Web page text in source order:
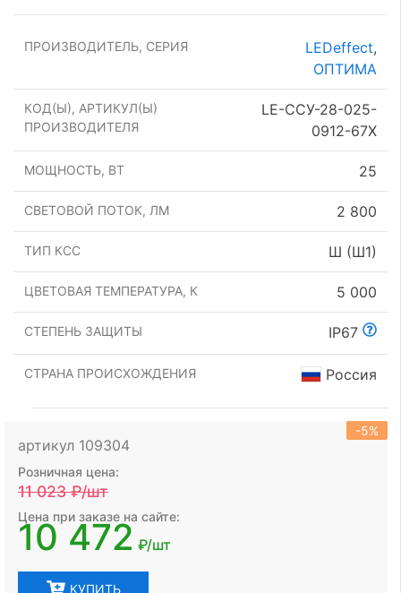
ПРОИЗВОДИТЕЛЬ, СЕРИЯ LEDeffect,
ОПТИМА
КОД(Ы), АРТИКУЛ(Ы)
ПРОИЗВОДИТЕЛЯ
LE-ССУ-28-025-
0912-67Х
МОЩНОСТЬ, ВТ 25
СВЕТОВОЙ ПОТОК, ЛМ 2 800
ТИП КСС Ш (Ш1)
ЦВЕТОВАЯ ТЕМПЕРАТУРА, К 5 000
СТЕПЕНЬ ЗАЩИТЫ IP67
СТРАНА ПРОИСХОЖДЕНИЯ Россия
артикул 109304
-5%
Розничная цена:
11 023₽/шт
Цена при заказе на сайте:
10 472 ₽/шт
КУПИТЬ